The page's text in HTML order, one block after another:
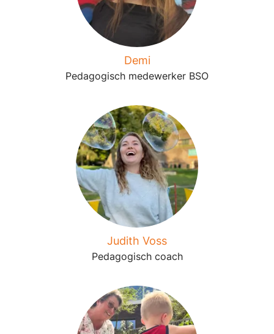
Demi
Pedagogisch medewerker BSO
Judith Voss
Pedagogisch coach